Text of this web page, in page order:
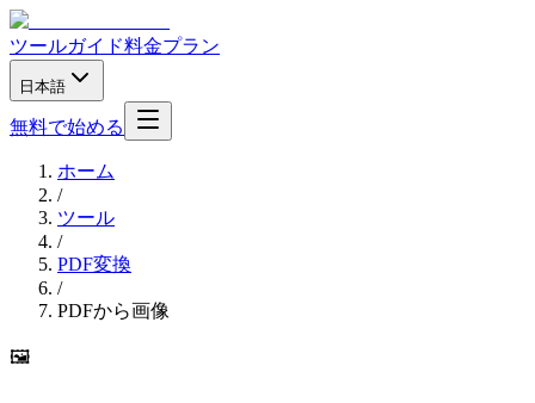
ツールガイド料金プラン
日本語
無料で始める
ホーム
/
ツール
/
PDF変換
/
PDFから画像
🖼️